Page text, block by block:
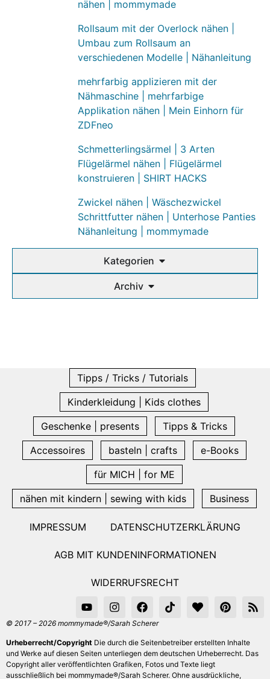
nähen | mommymade
Rollsaum mit der Overlock nähen |
Umbau zum Rollsaum an
verschiedenen Modelle | Nähanleitung
mehrfarbig applizieren mit der
Nähmaschine | mehrfarbige
Applikation nähen | Mein Einhorn für
ZDFneo
Schmetterlingsärmel | 3 Arten
Flügelärmel nähen | Flügelärmel
konstruieren | SHIRT HACKS
Zwickel nähen | Wäschezwickel
Schrittfutter nähen | Unterhose Panties
Nähanleitung | mommymade
Kategorien
Archiv
Tipps / Tricks / Tutorials
Kinderkleidung | Kids clothes
Geschenke | presents
Tipps & Tricks
Accessoires
basteln | crafts
e-Books
für MICH | for ME
nähen mit kindern | sewing with kids
Business
IMPRESSUM DATENSCHUTZERKLÄRUNG
AGB MIT KUNDENINFORMATIONEN
WIDERRUFSRECHT
© 2017 – 2026 mommymade®/Sarah Scherer
Urheberrecht/Copyright Die durch die Seitenbetreiber erstellten Inhalte
und Werke auf diesen Seiten unterliegen dem deutschen Urheberrecht. Das
Copyright aller veröffentlichten Grafiken, Fotos und Texte liegt
ausschließlich bei mommymade®/Sarah Scherer. Ohne ausdrückliche,